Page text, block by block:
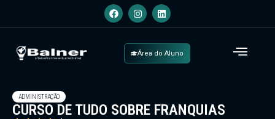
Área do Aluno
ADMINISTRAÇÃO
CURSO DE TUDO SOBRE FRANQUIAS